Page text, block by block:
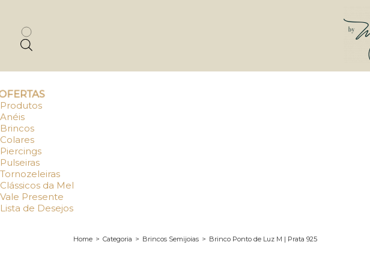
Produtos
Anéis
Brincos
Colares
Piercings
Pulseiras
Tornozeleiras
Clássicos da Mel
Vale Presente
Lista de Desejos
Home > Categoria > Brincos Semijoias > Brinco Ponto de Luz M | Prata 925